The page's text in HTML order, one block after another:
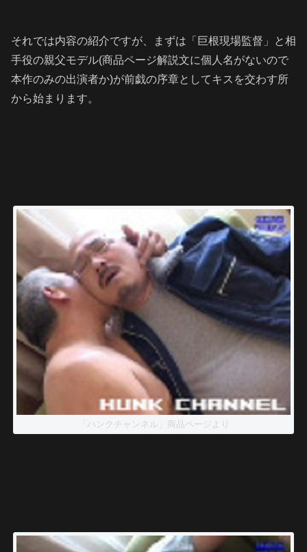
それでは内容の紹介ですが、まずは「巨根現場監督」と相
手役の親父モデル(商品ページ解説文に個人名がないので
本作のみの出演者か)が前戯の序章としてキスを交わす所
から始まります。
「ハンクチャンネル」商品ページより